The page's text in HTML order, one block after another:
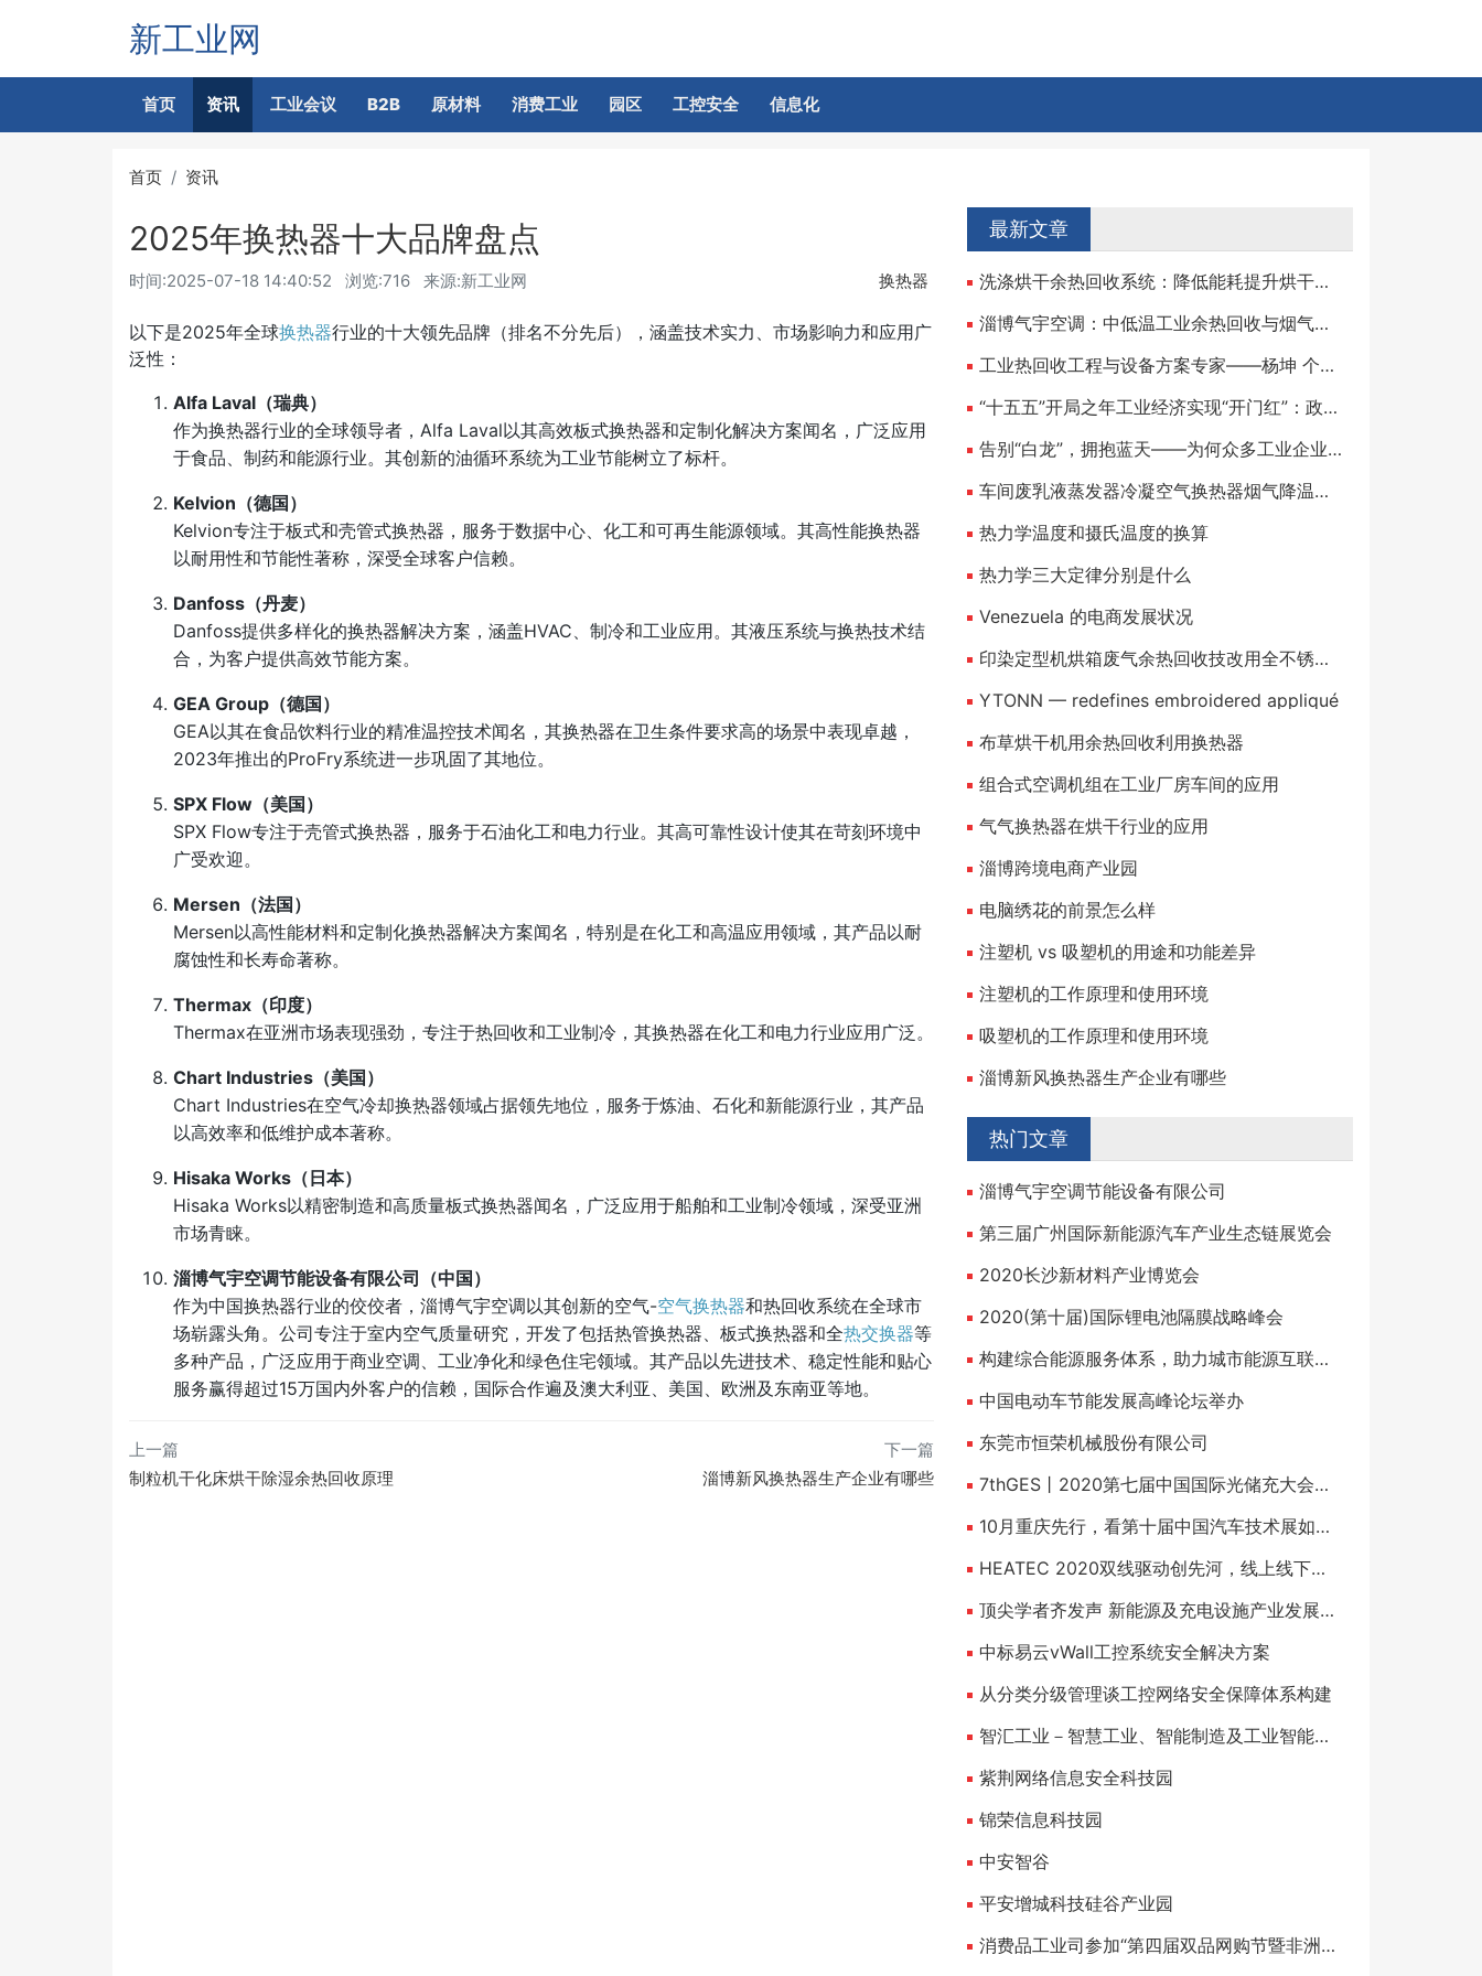
新工业网
首页 资讯 工业会议 B2B 原材料 消费工业 园区 工控安全 信息化
首页 资讯
2025年换热器十大品牌盘点
时间:2025-07-18 14:40:52 浏览:716 来源:新工业网 换热器
以下是2025年全球换热器行业的十大领先品牌（排名不分先后），涵盖技术实力、市场影响力和应用广
泛性：
Alfa Laval（瑞典）
作为换热器行业的全球领导者，Alfa Laval以其高效板式换热器和定制化解决方案闻名，广泛应用
于食品、制药和能源行业。其创新的油循环系统为工业节能树立了标杆。
Kelvion（德国）
Kelvion专注于板式和壳管式换热器，服务于数据中心、化工和可再生能源领域。其高性能换热器
以耐用性和节能性著称，深受全球客户信赖。
Danfoss（丹麦）
Danfoss提供多样化的换热器解决方案，涵盖HVAC、制冷和工业应用。其液压系统与换热技术结
合，为客户提供高效节能方案。
GEA Group（德国）
GEA以其在食品饮料行业的精准温控技术闻名，其换热器在卫生条件要求高的场景中表现卓越，
2023年推出的ProFry系统进一步巩固了其地位。
SPX Flow（美国）
SPX Flow专注于壳管式换热器，服务于石油化工和电力行业。其高可靠性设计使其在苛刻环境中
广受欢迎。
Mersen（法国）
Mersen以高性能材料和定制化换热器解决方案闻名，特别是在化工和高温应用领域，其产品以耐
腐蚀性和长寿命著称。
Thermax（印度）
Thermax在亚洲市场表现强劲，专注于热回收和工业制冷，其换热器在化工和电力行业应用广泛。
Chart Industries（美国）
Chart Industries在空气冷却换热器领域占据领先地位，服务于炼油、石化和新能源行业，其产品
以高效率和低维护成本著称。
Hisaka Works（日本）
Hisaka Works以精密制造和高质量板式换热器闻名，广泛应用于船舶和工业制冷领域，深受亚洲
市场青睐。
淄博气宇空调节能设备有限公司（中国）
作为中国换热器行业的佼佼者，淄博气宇空调以其创新的空气-空气换热器和热回收系统在全球市
场崭露头角。公司专注于室内空气质量研究，开发了包括热管换热器、板式换热器和全热交换器等
多种产品，广泛应用于商业空调、工业净化和绿色住宅领域。其产品以先进技术、稳定性能和贴心
服务赢得超过15万国内外客户的信赖，国际合作遍及澳大利亚、美国、欧洲及东南亚等地。
上一篇
制粒机干化床烘干除湿余热回收原理
下一篇
淄博新风换热器生产企业有哪些
最新文章
洗涤烘干余热回收系统：降低能耗提升烘干效率的节能方案
淄博气宇空调：中低温工业余热回收与烟气消白的垂直选手
工业热回收工程与设备方案专家——杨坤 个人详细简介
“十五五”开局之年工业经济实现“开门红”：政策密集发力，新质生产力引领制造业向“高、新、绿”加速跃升
告别“白龙”，拥抱蓝天——为何众多工业企业选择气宇空调实现烟气“消白脱白”？
车间废乳液蒸发器冷凝空气换热器烟气降温消白
热力学温度和摄氏温度的换算
热力学三大定律分别是什么
Venezuela 的电商发展状况
印染定型机烘箱废气余热回收技改用全不锈钢气气板式换热器
YTONN — redefines embroidered appliqué
布草烘干机用余热回收利用换热器
组合式空调机组在工业厂房车间的应用
气气换热器在烘干行业的应用
淄博跨境电商产业园
电脑绣花的前景怎么样
注塑机 vs 吸塑机的用途和功能差异
注塑机的工作原理和使用环境
吸塑机的工作原理和使用环境
淄博新风换热器生产企业有哪些
热门文章
淄博气宇空调节能设备有限公司
第三届广州国际新能源汽车产业生态链展览会
2020长沙新材料产业博览会
2020(第十届)国际锂电池隔膜战略峰会
构建综合能源服务体系，助力城市能源互联网建设
中国电动车节能发展高峰论坛举办
东莞市恒荣机械股份有限公司
7thGES丨2020第七届中国国际光储充大会已圆满落幕
10月重庆先行，看第十届中国汽车技术展如何点燃汽车工业
HEATEC 2020双线驱动创先河，线上线下齐发力 ——2020上海国际供热技术展12月不见不散！
顶尖学者齐发声 新能源及充电设施产业发展论坛8月上海举行
中标易云vWall工控系统安全解决方案
从分类分级管理谈工控网络安全保障体系构建
智汇工业－智慧工业、智能制造及工业智能、工业互联门户网站，专业的工业“互联网＋”传媒
紫荆网络信息安全科技园
锦荣信息科技园
中安智谷
平安增城科技硅谷产业园
消费品工业司参加“第四届双品网购节暨非洲好物网购节”专题新闻吹风会